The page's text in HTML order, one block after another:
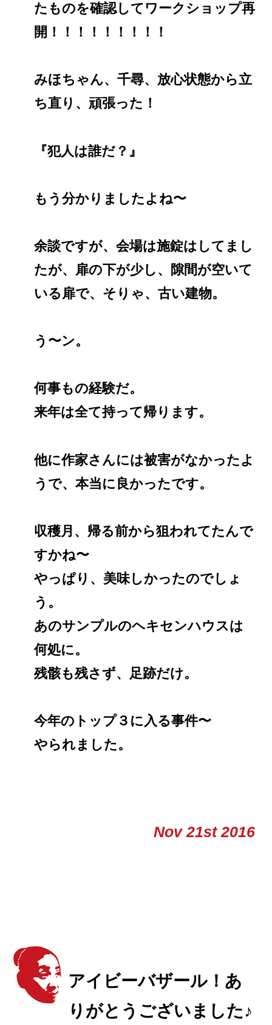
たものを確認してワークショップ再
開！！！！！！！！！
みほちゃん、千尋、放心状態から立
ち直り、頑張った！
『犯人は誰だ？』
もう分かりましたよね〜
余談ですが、会場は施錠はしてまし
たが、扉の下が少し、隙間が空いて
いる扉で、そりゃ、古い建物。
う〜ン。
何事もの経験だ。
来年は全て持って帰ります。
他に作家さんには被害がなかったよ
うで、本当に良かったです。
収穫月、帰る前から狙われてたんで
すかね〜
やっぱり、美味しかったのでしょ
う。
あのサンプルのヘキセンハウスは
何処に。
残骸も残さず、足跡だけ。
今年のトップ３に入る事件〜
やられました。
Nov 21st 2016
アイビーバザール！あ
りがとうございました♪